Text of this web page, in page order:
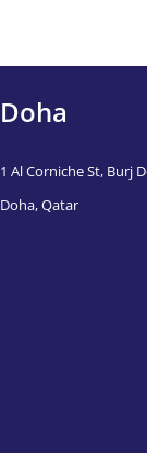
Doha
1 Al Corniche St, Burj
Doha, Qatar